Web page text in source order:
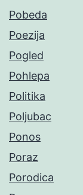
Pobeda
Poezija
Pogled
Pohlepa
Politika
Poljubac
Ponos
Poraz
Porodica